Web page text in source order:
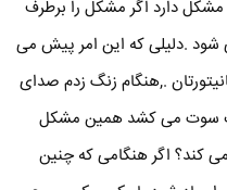
دارد اگر مشکل را برطرف
شود .دلیلی که این امر پیش می
.,هنگام زنگ زدم صدای
سوت می کشد همین مشکل
کند؟ اگر هنگامی که چنین